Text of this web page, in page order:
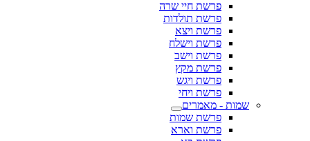
פרשת חיי שרה
פרשת תולדות
פרשת ויצא
פרשת וישלח
פרשת וישב
פרשת מקץ
פרשת ויגש
פרשת ויחי
שמות - מאמרים
פרשת שמות
פרשת וארא